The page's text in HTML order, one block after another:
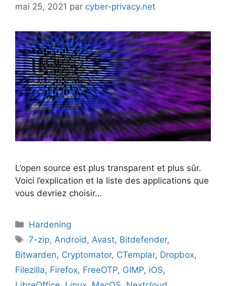
mai 25, 2021 par cyber-privacy.net
L’open source est plus transparent et plus sûr.
Voici l’explication et la liste des applications que
vous devriez choisir…
Catégories
Hardening
Étiquettes
7-zip, Android , Avast, Bitdefender,
Bitwarden, Cryptomator, CTemplar, Dropbox,
Filezilla, Firefox, FreeOTP, GIMP, iOS,